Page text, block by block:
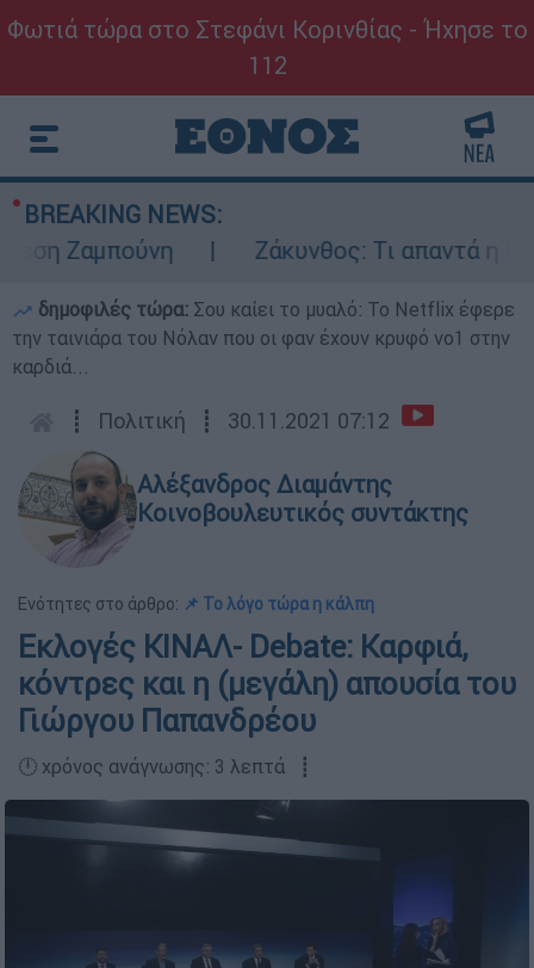
Φωτιά τώρα στο Στεφάνι Κορινθίας - Ήχησε το
112
BREAKING NEWS:
Ζαμπούνη
Ζάκυνθος: Τι απαντά η ΕΛΑΣ
δημοφιλές τώρα: Σου καίει το μυαλό: Το Netflix έφερε
την ταινιάρα του Νόλαν που οι φαν έχουν κρυφό νο1 στην
καρδιά...
┋ Πολιτική ┋ 30.11.2021 07:12
Αλέξανδρος Διαμάντης
Κοινοβουλευτικός συντάκτης
Ενότητες στο άρθρο: 📌 Το λόγο τώρα η κάλπη
Εκλογές ΚΙΝΑΛ- Debate: Καρφιά,
κόντρες και η (μεγάλη) απουσία του
Γιώργου Παπανδρέου
🕛 χρόνος ανάγνωσης: 3 λεπτά ┋